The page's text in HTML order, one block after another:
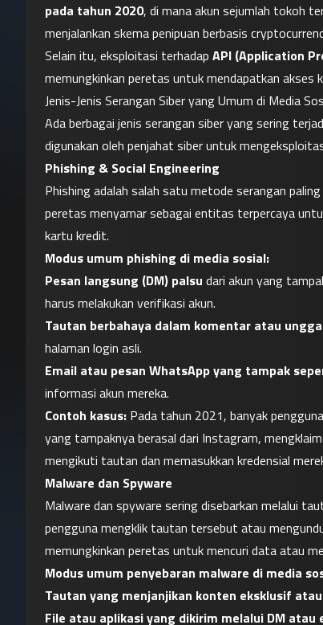
pada tahun 2020, di mana akun sejumlah tokoh
menjalankan skema penipuan berbasis
Selain itu, eksploitasi terhadap API (Application
memungkinkan peretas untuk mendapatkan akses
Jenis-Jenis Serangan Siber yang Umum di Media
Ada berbagai jenis serangan siber yang sering
digunakan oleh penjahat siber untuk
Phishing & Social Engineering
Phishing adalah salah satu metode serangan
peretas menyamar sebagai entitas terpercaya
kartu kredit.
Modus umum phishing di media sosial:
Pesan langsung (DM) palsu dari akun yang
harus melakukan verifikasi akun.
Tautan berbahaya dalam komentar atau
halaman login asli.
Email atau pesan WhatsApp yang tampak
informasi akun mereka.
Contoh kasus: Pada tahun 2021, banyak
yang tampaknya berasal dari Instagram,
mengikuti tautan dan memasukkan kredensial
Malware dan Spyware
Malware dan spyware sering disebarkan melalui
pengguna mengklik tautan tersebut atau
memungkinkan peretas untuk mencuri data atau
Modus umum penyebaran malware di media
Tautan yang menjanjikan konten eksklusif
File atau aplikasi yang dikirim melalui DM atau